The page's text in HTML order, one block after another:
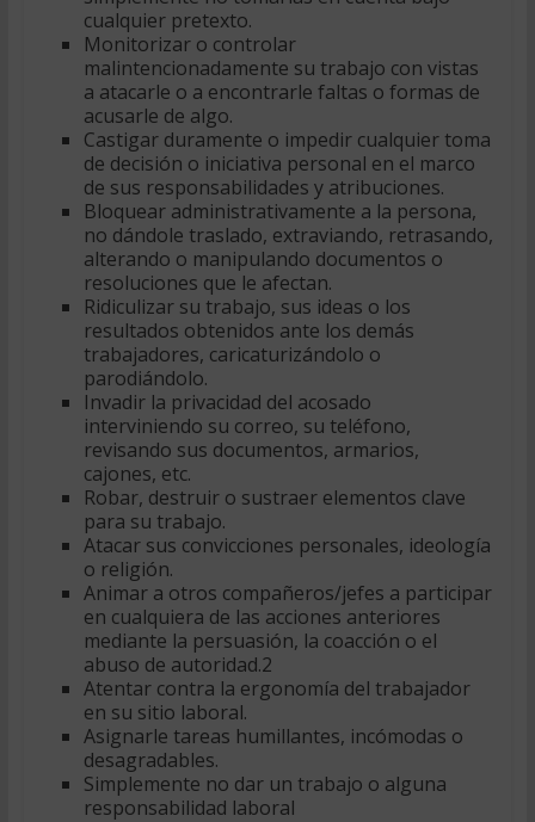
cualquier pretexto.
Monitorizar o controlar
malintencionadamente su trabajo con vistas
a atacarle o a encontrarle faltas o formas de
acusarle de algo.
Castigar duramente o impedir cualquier toma
de decisión o iniciativa personal en el marco
de sus responsabilidades y atribuciones.
Bloquear administrativamente a la persona,
no dándole traslado, extraviando, retrasando,
alterando o manipulando documentos o
resoluciones que le afectan.
Ridiculizar su trabajo, sus ideas o los
resultados obtenidos ante los demás
trabajadores, caricaturizándolo o
parodiándolo.
Invadir la privacidad del acosado
interviniendo su correo, su teléfono,
revisando sus documentos, armarios,
cajones, etc.
Robar, destruir o sustraer elementos clave
para su trabajo.
Atacar sus convicciones personales, ideología
o religión.
Animar a otros compañeros/jefes a participar
en cualquiera de las acciones anteriores
mediante la persuasión, la coacción o el
abuso de autoridad.2
Atentar contra la ergonomía del trabajador
en su sitio laboral.
Asignarle tareas humillantes, incómodas o
desagradables.
Simplemente no dar un trabajo o alguna
responsabilidad laboral